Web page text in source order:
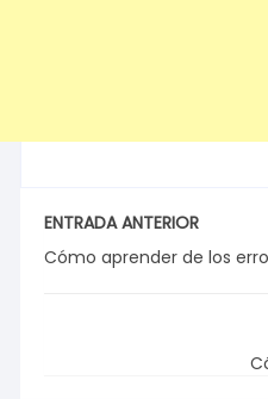
ENTRADA ANTERIOR
Cómo aprender de los